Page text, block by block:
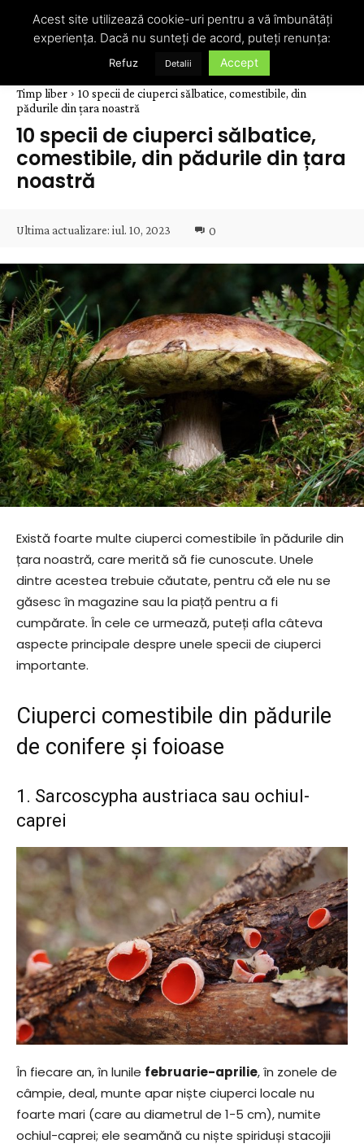
Timp liber
10 specii de ciuperci sălbatice, comestibile, din
pădurile din țara noastră
10 specii de ciuperci sălbatice,
comestibile, din pădurile din țara
noastră
Ultima actualizare: iul. 10, 2023 0
Există foarte multe ciuperci comestibile în pădurile din
țara noastră, care merită să fie cunoscute. Unele
dintre acestea trebuie căutate, pentru că ele nu se
găsesc în magazine sau la piață pentru a fi
cumpărate. În cele ce urmează, puteți afla câteva
aspecte principale despre unele specii de ciuperci
importante.
Ciuperci comestibile din pădurile
de conifere și foioase
1. Sarcoscypha austriaca sau ochiul-
caprei
În fiecare an, în lunile februarie-aprilie, în zonele de
câmpie, deal, munte apar niște ciuperci locale nu
foarte mari (care au diametrul de 1-5 cm), numite
ochiul-caprei; ele seamănă cu niște spiriduși stacojii
Acest site utilizează cookie-uri pentru a vă îmbunătăți
experiența. Dacă nu sunteți de acord, puteți renunța:
Refuz Detalii Accept